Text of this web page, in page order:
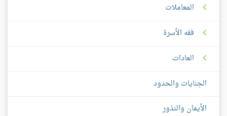
المعاملات
فقه الأسرة
العادات
الجنايات والحدود
الأيمان والنذور